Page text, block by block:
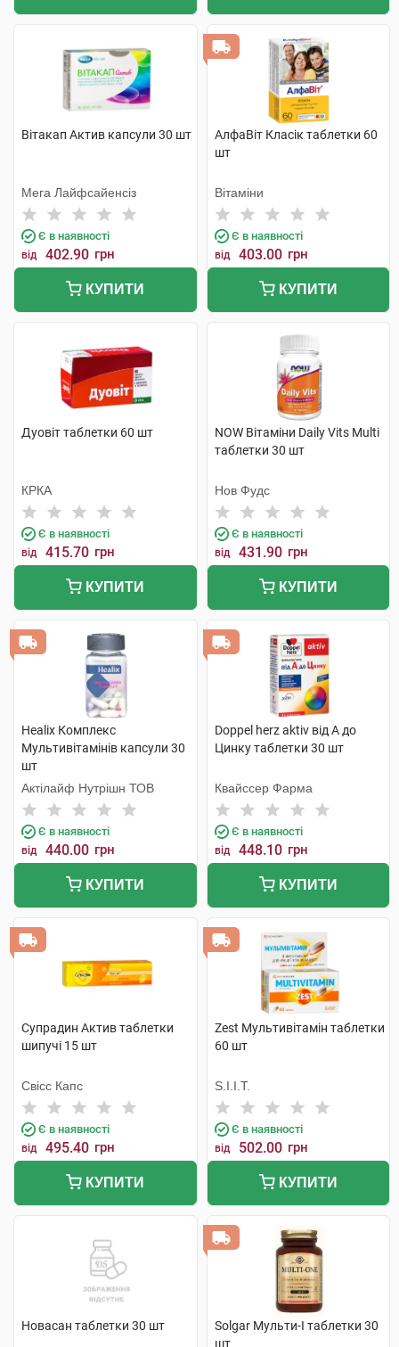
Вітакап Актив капсули 30 шт
Мега Лайфсайенсіз
Є в наявності
від 402.90 грн
КУПИТИ
АлфаВіт Класік таблетки 60
шт
Вітаміни
Є в наявності
від 403.00 грн
КУПИТИ
Дуовіт таблетки 60 шт
КРКА
Є в наявності
від 415.70 грн
КУПИТИ
NOW Вітаміни Daily Vits Multi
таблетки 30 шт
Нов Фудс
Є в наявності
від 431.90 грн
КУПИТИ
Healix Комплекс
Мультивітамінів капсули 30
шт
Актілайф Нутрішн ТОВ
Є в наявності
від 440.00 грн
КУПИТИ
Doppel herz aktiv від А до
Цинку таблетки 30 шт
Квайссер Фарма
Є в наявності
від 448.10 грн
КУПИТИ
Супрадин Актив таблетки
шипучі 15 шт
Свісс Капс
Є в наявності
від 495.40 грн
КУПИТИ
Zest Мультивітамін таблетки
60 шт
S.I.I.T.
Є в наявності
від 502.00 грн
КУПИТИ
Новасан таблетки 30 шт
Solgar Мульти-I таблетки 30
шт